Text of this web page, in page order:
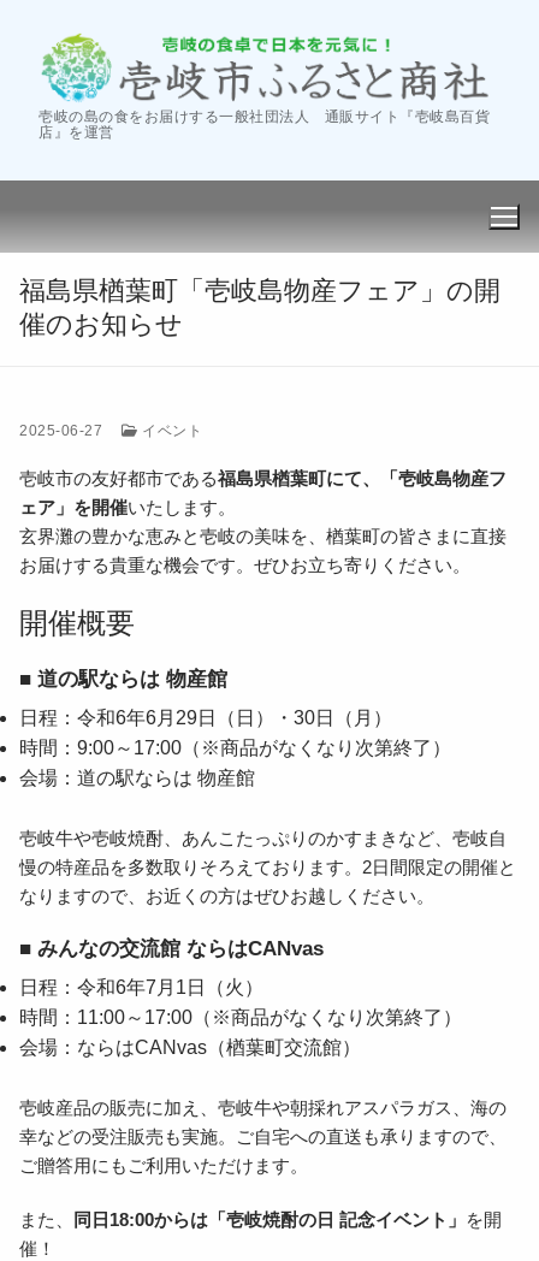
ッ
壱岐の島の食をお届けする一般社団法人 通販サイト『壱岐島百貨
店』を運営
会社案内
‐商社の活動
‐会社概要
卸し販売
フェア・催事
生産事業者
オンラインショップ
福島県楢葉町「壱岐島物産フェア」の開
催のお知らせ
2025-06-27 イベント
壱岐市の友好都市である福島県楢葉町にて、「壱岐島物産フ
ェア」を開催いたします。
玄界灘の豊かな恵みと壱岐の美味を、楢葉町の皆さまに直接
お届けする貴重な機会です。ぜひお立ち寄りください。
開催概要
■ 道の駅ならは 物産館
日程：令和6年6月29日（日）・30日（月）
時間：9:00～17:00（※商品がなくなり次第終了）
会場：道の駅ならは 物産館
壱岐牛や壱岐焼酎、あんこたっぷりのかすまきなど、壱岐自
慢の特産品を多数取りそろえております。2日間限定の開催と
なりますので、お近くの方はぜひお越しください。
■ みんなの交流館 ならはCANvas
日程：令和6年7月1日（火）
時間：11:00～17:00（※商品がなくなり次第終了）
会場：ならはCANvas（楢葉町交流館）
壱岐産品の販売に加え、壱岐牛や朝採れアスパラガス、海の
幸などの受注販売も実施。ご自宅への直送も承りますので、
ご贈答用にもご利用いただけます。
また、 同日18:00からは「壱岐焼酎の日 記念イベント」
を開
催！